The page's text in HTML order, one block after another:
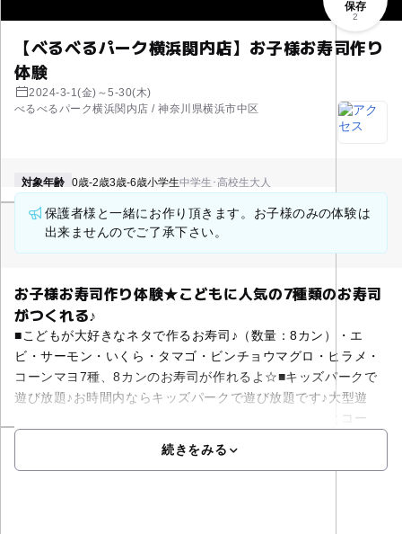
【べるべるパーク横浜関内店】お子様お寿司作り
体験
2024-3-1(金)～5-30(木)
べるべるパーク横浜関内店 / 神奈川県横浜市中区
保存
2
対象年齢 0歳-2歳3歳-6歳小学生中学生･高校生大人
保護者様と一緒にお作り頂きます。お子様のみの体験は
出来ませんのでご了承下さい。
お子様お寿司作り体験★こどもに人気の7種類のお寿司
がつくれる♪
■こどもが大好きなネタで作るお寿司♪（数量：8カン）・エ
ビ・サーモン・いくら・タマゴ・ビンチョウマグロ・ヒラメ・
コーンマヨ7種、8カンのお寿司が作れるよ☆■キッズパークで
遊び放題♪お時間内ならキッズパークで遊び放題です♪大型遊
具・ブロックコーナー・スポーツコーナー・おままごとコー
続きをみる